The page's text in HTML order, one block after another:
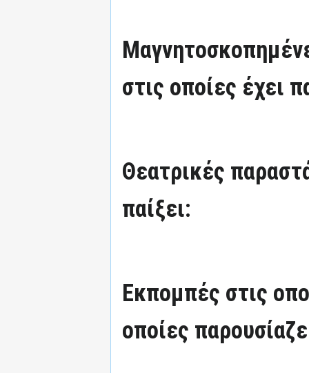
στις οποίες έχει
Θεατρικές
παίξει:
Εκπομπές στις
οποίες